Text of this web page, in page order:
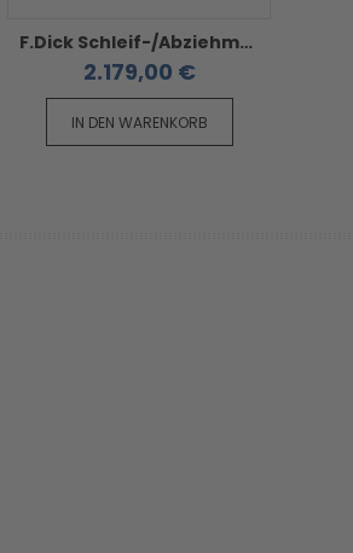
F.Dick Schleif-/Abziehmaschine - SM-110 230V 50/60Hz 130W
2.179,00 €
IN DEN WARENKORB